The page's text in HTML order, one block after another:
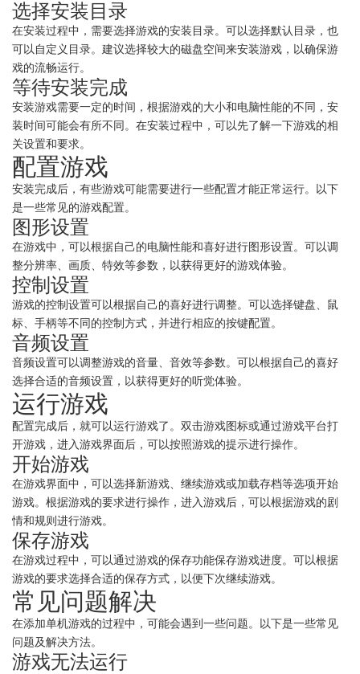
选择安装目录
在安装过程中，需要选择游戏的安装目录。可以选择默认目录，也
可以自定义目录。建议选择较大的磁盘空间来安装游戏，以确保游
戏的流畅运行。
等待安装完成
安装游戏需要一定的时间，根据游戏的大小和电脑性能的不同，安
装时间可能会有所不同。在安装过程中，可以先了解一下游戏的相
关设置和要求。
配置游戏
安装完成后，有些游戏可能需要进行一些配置才能正常运行。以下
是一些常见的游戏配置。
图形设置
在游戏中，可以根据自己的电脑性能和喜好进行图形设置。可以调
整分辨率、画质、特效等参数，以获得更好的游戏体验。
控制设置
游戏的控制设置可以根据自己的喜好进行调整。可以选择键盘、鼠
标、手柄等不同的控制方式，并进行相应的按键配置。
音频设置
音频设置可以调整游戏的音量、音效等参数。可以根据自己的喜好
选择合适的音频设置，以获得更好的听觉体验。
运行游戏
配置完成后，就可以运行游戏了。双击游戏图标或通过游戏平台打
开游戏，进入游戏界面后，可以按照游戏的提示进行操作。
开始游戏
在游戏界面中，可以选择新游戏、继续游戏或加载存档等选项开始
游戏。根据游戏的要求进行操作，进入游戏后，可以根据游戏的剧
情和规则进行游戏。
保存游戏
在游戏过程中，可以通过游戏的保存功能保存游戏进度。可以根据
游戏的要求选择合适的保存方式，以便下次继续游戏。
常见问题解决
在添加单机游戏的过程中，可能会遇到一些问题。以下是一些常见
问题及解决方法。
游戏无法运行